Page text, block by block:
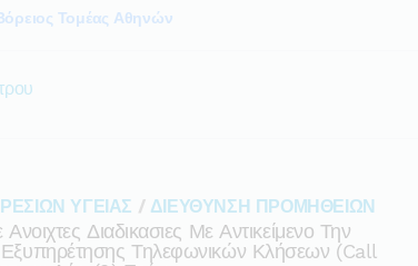
Τομέας Αθηνών
ΥΓΕΙΑΣ / ΔΙΕΥΘΥΝΣΗ ΠΡΟΜΗΘΕΙΩΝ
Διαδικασιες Με Αντικείμενο Την
Τηλεφωνικών Κλήσεων (call